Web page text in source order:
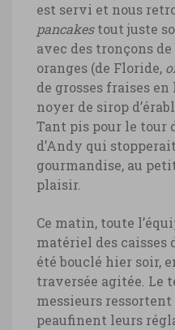
est servi et nous
pancakestout juste
avec des tronçons de
oranges (de Floride,
de grosses fraises
noyer de sirop
Tant pis pour le tour
d’Andy qui
gourmandise, au
plaisir.
Ce matin, toute
matériel des
été bouclé hier soir,
traversée agitée. Le
messieurs
peaufinent leurs